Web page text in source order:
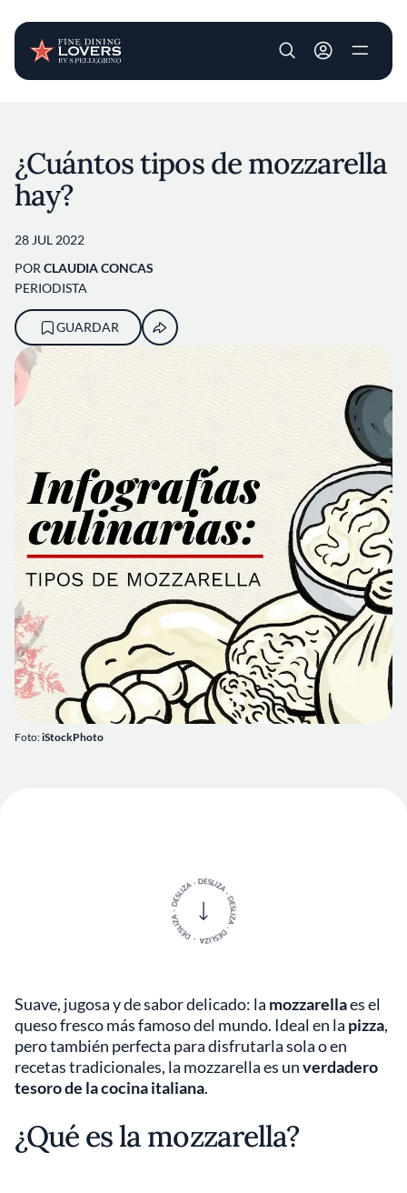
User account
Foto:iStockPhoto
¿Cuántos tipos de mozzarella
hay?
28 JUL 2022
POR CLAUDIA CONCAS
PERIODISTA
GUARDAR
Suave, jugosa y de sabor delicado: la mozzarellaes el
queso fresco más famoso del mundo. Ideal en la pizza,
pero también perfecta para disfrutarla sola o en
recetas tradicionales, la mozzarella es unverdadero
tesoro de la cocina italiana.
¿Qué es la mozzarella?